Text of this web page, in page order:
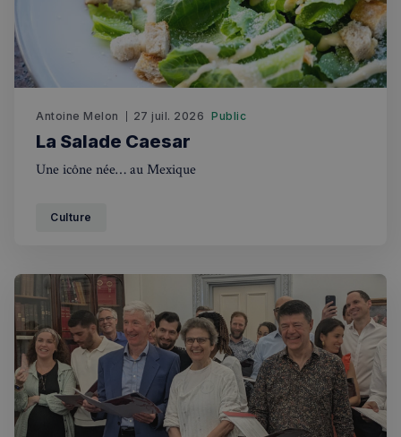
Antoine Melon 27 juil. 2026 Public
La Salade Caesar
Une icône née… au Mexique
Culture